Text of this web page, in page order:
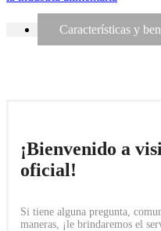
Características y
¡Bienvenido a
oficial!
Si tiene alguna pregunta,
maneras, ¡le brindaremos el